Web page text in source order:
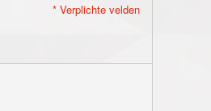
* Verplichte velden